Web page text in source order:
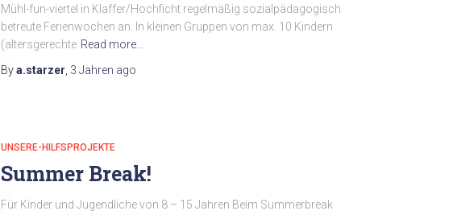
Mühl-fun-viertel in Klaffer/Hochficht regelmäßig sozialpädagogisch
betreute Ferienwochen an. In kleinen Gruppen von max. 10 Kindern
(altersgerechte Read more…
Bya.starzer 3 Jahren ago
UNSERE-HILFSPROJEKTE
Summer Break!
Für Kinder und Jugendliche von 8 – 15 Jahren Beim Summerbreak